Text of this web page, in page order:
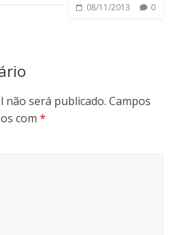
08/11/2013 0
não será publicado. Campos
com*